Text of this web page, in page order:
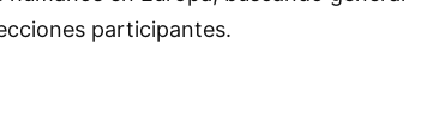
participantes.